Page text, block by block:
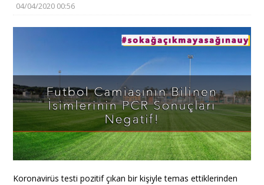
04/04/2020 00:56
Koronavirüs testi pozitif çıkan bir kişiyle temas ettiklerinden